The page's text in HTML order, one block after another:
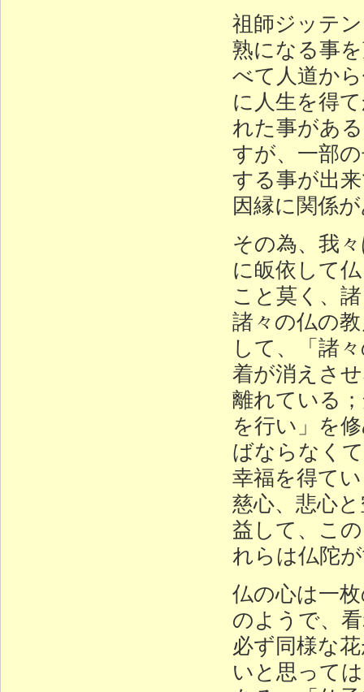
祖師ジッテ
熟になる事
べて人道か
に人生を得
れた事があ
すが、一部
する事が出
因縁に関係
その為、我
に皈依して
こと莫く、
諸々の仏の
して、「諸
着が消えさ
離れている
を行い」を
ばならなく
幸福を得て
慈心、悲心
益して、こ
れらは仏陀
仏の心は一
のようで、
必ず同様な
いと思って